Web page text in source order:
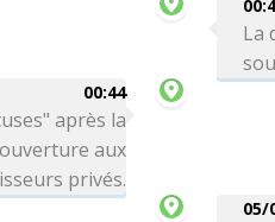
La
00:44
après la
aux
privés.
05/